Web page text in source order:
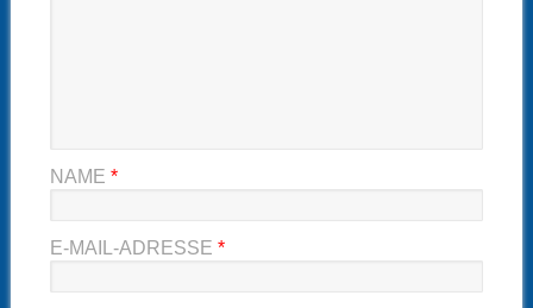
NAME *
E-MAIL-ADRESSE *